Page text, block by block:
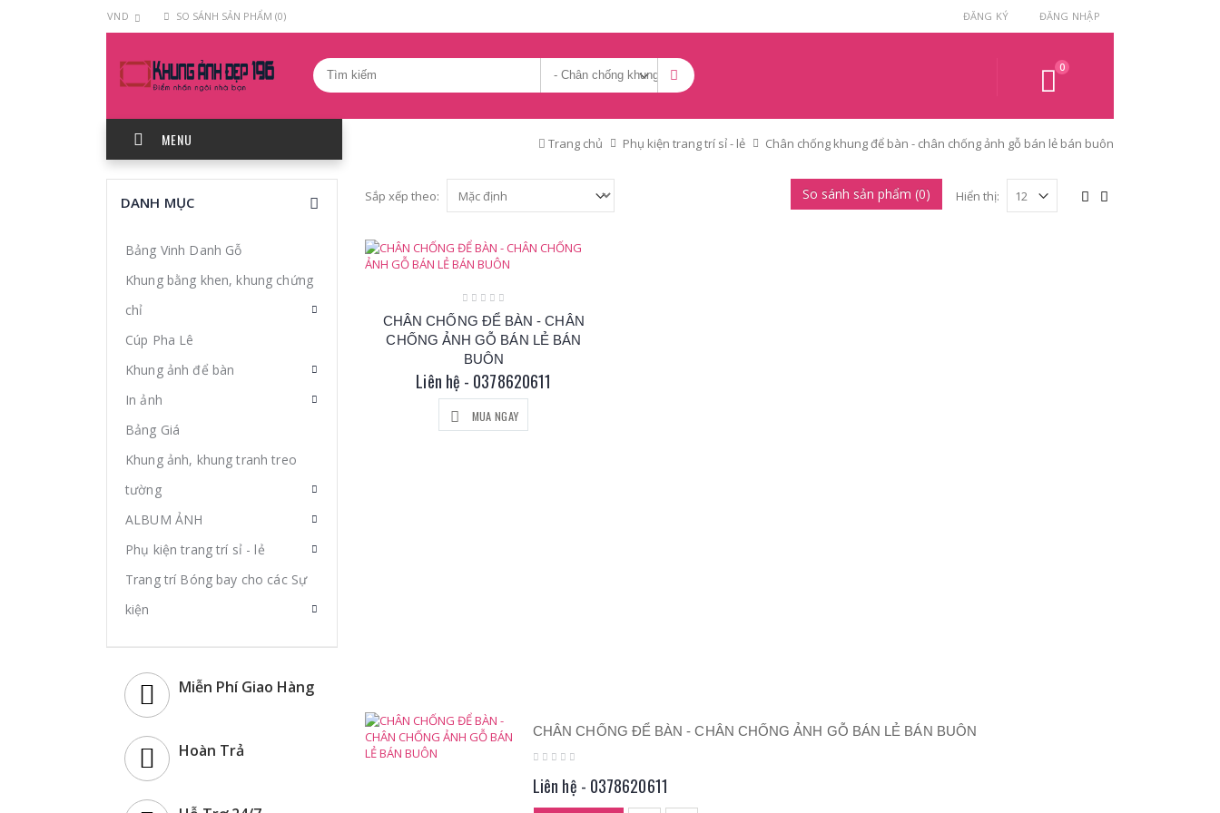
VND SO SÁNH SẢN PHẨM (0) ĐĂNG KÝ ĐĂNG NHẬP
0
MENU Trang chủ Phụ kiện trang trí sỉ - lẻ Chân chống khung để bàn - chân chống ảnh gỗ bán lẻ bán buôn
khung
bàn
chân
chống
ảnh
gỗ
bán
buôn
Sắp xếp theo: Hiển thị:
So sánh sản phẩm (0)
CHÂN CHỐNG ĐỂ BÀN - CHÂN
CHỐNG ẢNH GỖ BÁN LẺ BÁN
BUÔN
Liên hệ - 0378620611
MUA NGAY
CHÂN CHỐNG ĐỂ BÀN - CHÂN CHỐNG ẢNH GỖ BÁN LẺ BÁN BUÔN
Liên hệ - 0378620611
DANH MỤC
Bảng Vinh Danh Gỗ
Khung bằng khen, khung chứng
chỉ
Cúp Pha Lê
Khung ảnh để bàn
In ảnh
Bảng Giá
Khung ảnh, khung tranh treo
tường
ALBUM ẢNH
Phụ kiện trang trí sỉ - lẻ
Trang trí Bóng bay cho các Sự
kiện
Miễn Phí Giao Hàng
Hoàn Trả